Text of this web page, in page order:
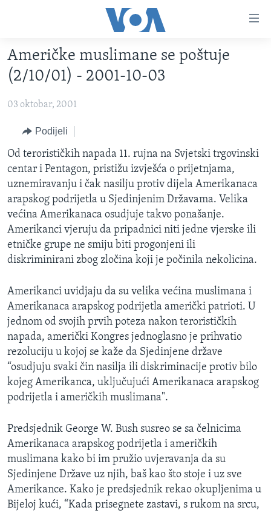
glavni
sadržaj
Pređi
na
navigaciju
Idi
na
pretragu
TV PROGRAM
VIDEO
FOTOGRAFIJE DANA
VIJESTI
SJEDINJENE AMERIČKE DRŽAVE
BOSNA I HERCEGOVINA
SVIJET
NAUKA I TEHNOLOGIJA
SPECIJALNI PROJEKTI
KORUPCIJA
SLOBODA MEDIJA
ŽENSKA STRANA
IZBJEGLIČKA STRANA
MAGAZIN
O GLASU AMERIKE
Learning English
PRATITE NAS
Jezici
Američke muslimane se poštuje
(2/10/01) - 2001-10-03
03 oktobar, 2001
Podijeli
Od terorističkih napada 11. rujna na Svjetski trgovinski
centar i Pentagon, pristižu izvješća o prijetnjama,
uznemiravanju i čak nasilju protiv dijela Amerikanaca
arapskog podrijetla u Sjedinjenim Državama. Velika
većina Amerikanaca osudjuje takvo ponašanje.
Amerikanci vjeruju da pripadnici niti jedne vjerske ili
etničke grupe ne smiju biti progonjeni ili
diskriminirani zbog zločina koji je počinila nekolicina.
Amerikanci uvidjaju da su velika većina muslimana i
Amerikanaca arapskog podrijetla američki patrioti. U
jednom od svojih prvih poteza nakon terorističkih
napada, američki Kongres jednoglasno je prihvatio
rezoluciju u kojoj se kaže da Sjedinjene države
“osudjuju svaki čin nasilja ili diskriminacije protiv bilo
kojeg Amerikanca, uključujući Amerikanaca arapskog
podrijetla i američkih muslimana".
Predsjednik George W. Bush susreo se sa čelnicima
Amerikanaca arapskog podrijetla i američkih
muslimana kako bi im pružio uvjeravanja da su
Sjedinjene Države uz njih, baš kao što stoje i uz sve
Amerikance. Kako je predsjednik rekao okupljenima u
Bijeloj kući, “Kada prisegnete zastavi, s rukom na srcu,